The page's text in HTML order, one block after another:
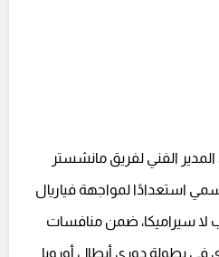
المدير الفني لفريق مانشستر
استعدادًا لمواجهة فياريال
لا سيراميكا، ضمن منافسات
في بطولة دوري أبطال أوروبا